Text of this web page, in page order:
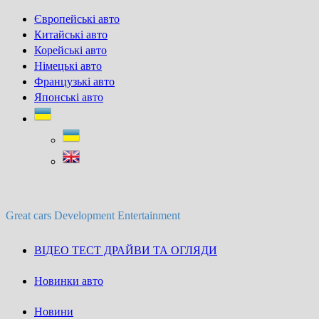
Skip
content
Європейські авто
Китайські авто
Корейські авто
Німецькі авто
Французькі авто
Японські авто
Great cars Development Entertainment
ВІДЕО ТЕСТ ДРАЙВИ ТА ОГЛЯДИ
Новинки авто
Новини